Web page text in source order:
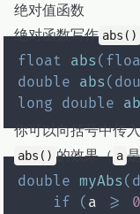
绝对值函数
绝对函数写作 abs()
float abs(
double abs(
long double
你可以向括号中传
abs() 的效果（ a
double myAbs(
if
( a >= 0